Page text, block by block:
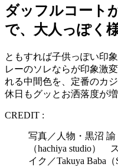
ダッフルコート
で、大人っぽく
ともすれば子供っぽい印
レーのソレならが印象激
れる中間色を、定番のカ
休日もグッとお洒落度が増
CREDIT :
写真／人物・黒沼 諭
（hachiya studio）
イク／Takuya Baba